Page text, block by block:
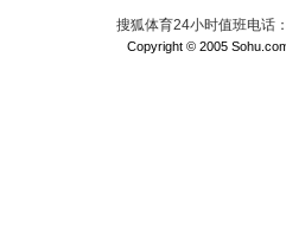
搜狐体育24小时值班电话
Copyright © 2005